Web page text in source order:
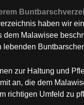
haben wir
dem Malawisee
lebenden
zur Haltung und
an, die dem
richtigen Umfeld zu